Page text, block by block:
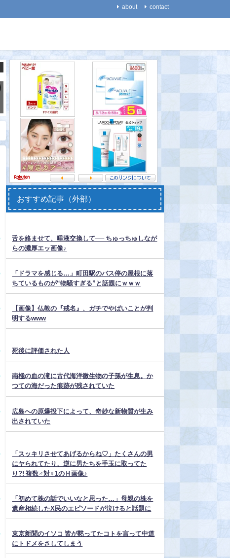
about contact
【天文】ナゾの天体「踊る
幽霊」の正体に、天文学者
が困惑する・・
2021-08-22
【魚類】メダカの祖先は恐
竜とともに生き、大量絶滅
の時代も生き延びた
2021-08-25
おすすめ記事（外部）
舌を絡ませて、唾液交換して── ちゅっちゅしなが
らの濃厚エッ画像♪
「ドラマを感じる…」町田駅のバス停の屋根に落
ちているものが“物騒すぎる”と話題にｗｗｗ
【画像】仏教の『戒名』、ガチでやばいことが判
明するwww
死後に評価された人
南極の血の滝に古代海洋微生物の子孫が生息。か
つての海だった痕跡が残されていた
広島への原爆投下によって、奇妙な新物質が生み
出されていた
「スッキリさせてあげるからね♡」たくさんの男
にヤられてたり、逆に男たちを手玉に取ってた
り?! 複数♂対♀1のＨ画像♪
「初めて株の話でいいなと思った…」母親の株を
遺産相続したX民のエピソードが泣けると話題に
東京新聞のイソコ 皆が黙ってたコトを言って中道
にトドメをさしてしまう